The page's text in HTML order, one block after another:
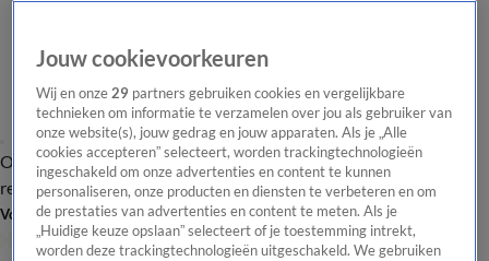
Overzicht Laatste nieuws Regionieuws Het beste van Hart
Tip de
redactie
Volg Hart van Nederland
Jouw cookievoorkeuren
Wij en onze29 partners gebruiken cookies en vergelijkbare
technieken om informatie te verzamelen over jou als gebruiker van
onze website(s), jouw gedrag en jouw apparaten. Als je „Alle
cookies accepteren” selecteert, worden trackingtechnologieën
ingeschakeld om onze advertenties en content te kunnen
personaliseren, onze producten en diensten te verbeteren en om
de prestaties van advertenties en content te meten. Als je
„Huidige keuze opslaan” selecteert of je toestemming intrekt,
worden deze trackingtechnologieën uitgeschakeld. We gebruiken